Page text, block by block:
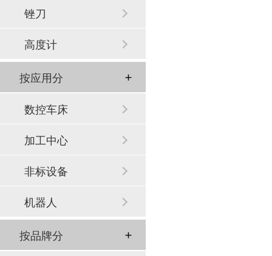
锉刀
高度计
按应用分
数控车床
加工中心
非标设备
机器人
按品牌分